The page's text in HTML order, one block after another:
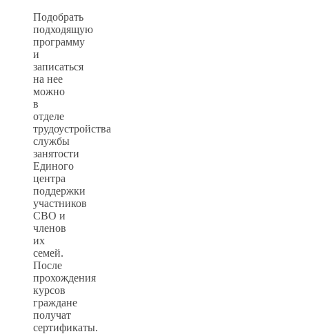
Подобрать
подходящую
программу
и
записаться
на нее
можно
в
отделе
трудоустройства
службы
занятости
Единого
центра
поддержки
участников
СВО и
членов
их
семей.
После
прохождения
курсов
граждане
получат
сертификаты.